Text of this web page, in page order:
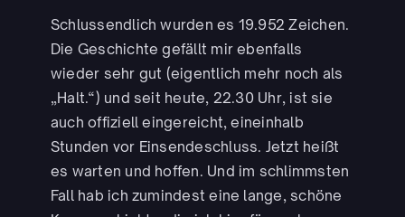
Schlussendlich wurden es 19.952 Zeichen.
Die Geschichte gefällt mir ebenfalls
wieder sehr gut (eigentlich mehr noch als
„Halt.“) und seit heute, 22.30 Uhr, ist sie
auch offiziell eingereicht, eineinhalb
Stunden vor Einsendeschluss. Jetzt heißt
es warten und hoffen. Und im schlimmsten
Fall hab ich zumindest eine lange, schöne